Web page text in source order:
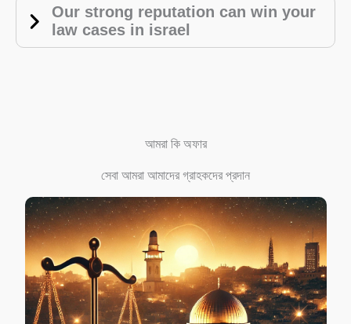
Our strong reputation can win your
law cases in israel
আমরা কি অফার
সেবা আমরা আমাদের গ্রাহকদের প্রদান